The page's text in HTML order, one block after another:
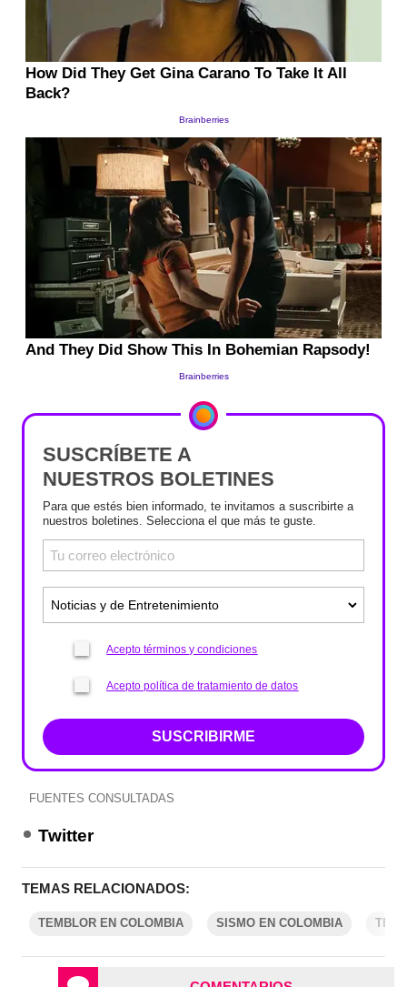
SUSCRÍBETE A
NUESTROS BOLETINES
Para que estés bien informado, te invitamos a suscribirte a
nuestros boletines. Selecciona el que más te guste.
Acepto términos y condiciones
Acepto política de tratamiento de datos
SUSCRIBIRME
FUENTES CONSULTADAS
Twitter
TEMAS RELACIONADOS:
TEMBLOR EN COLOMBIA SISMO EN COLOMBIA